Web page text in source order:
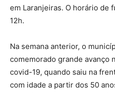
em Laranjeiras. O horário de
12h.
Na semana anterior, o
comemorado grande avanço
covid-19, quando saiu na
com idade a partir dos 50